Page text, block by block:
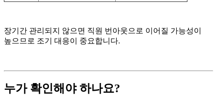
장기간 관리되지 않으면 직원 번아웃으로 이어질 가능성이
높으므로 조기 대응이 중요합니다.
누가 확인해야 하나요?